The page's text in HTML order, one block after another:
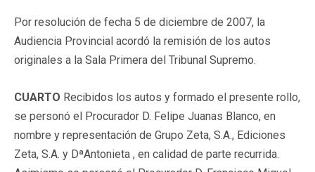
Por resolución de fecha 5 de diciembre de 2007, la
Audiencia Provincial acordó la remisión de los autos
originales a la Sala Primera del Tribunal Supremo.
CUARTO Recibidos los autos y formado el presente rollo,
se personó el Procurador D. Felipe Juanas Blanco, en
nombre y representación de Grupo Zeta, S.A., Ediciones
Zeta, S.A. y DªAntonieta , en calidad de parte recurrida.